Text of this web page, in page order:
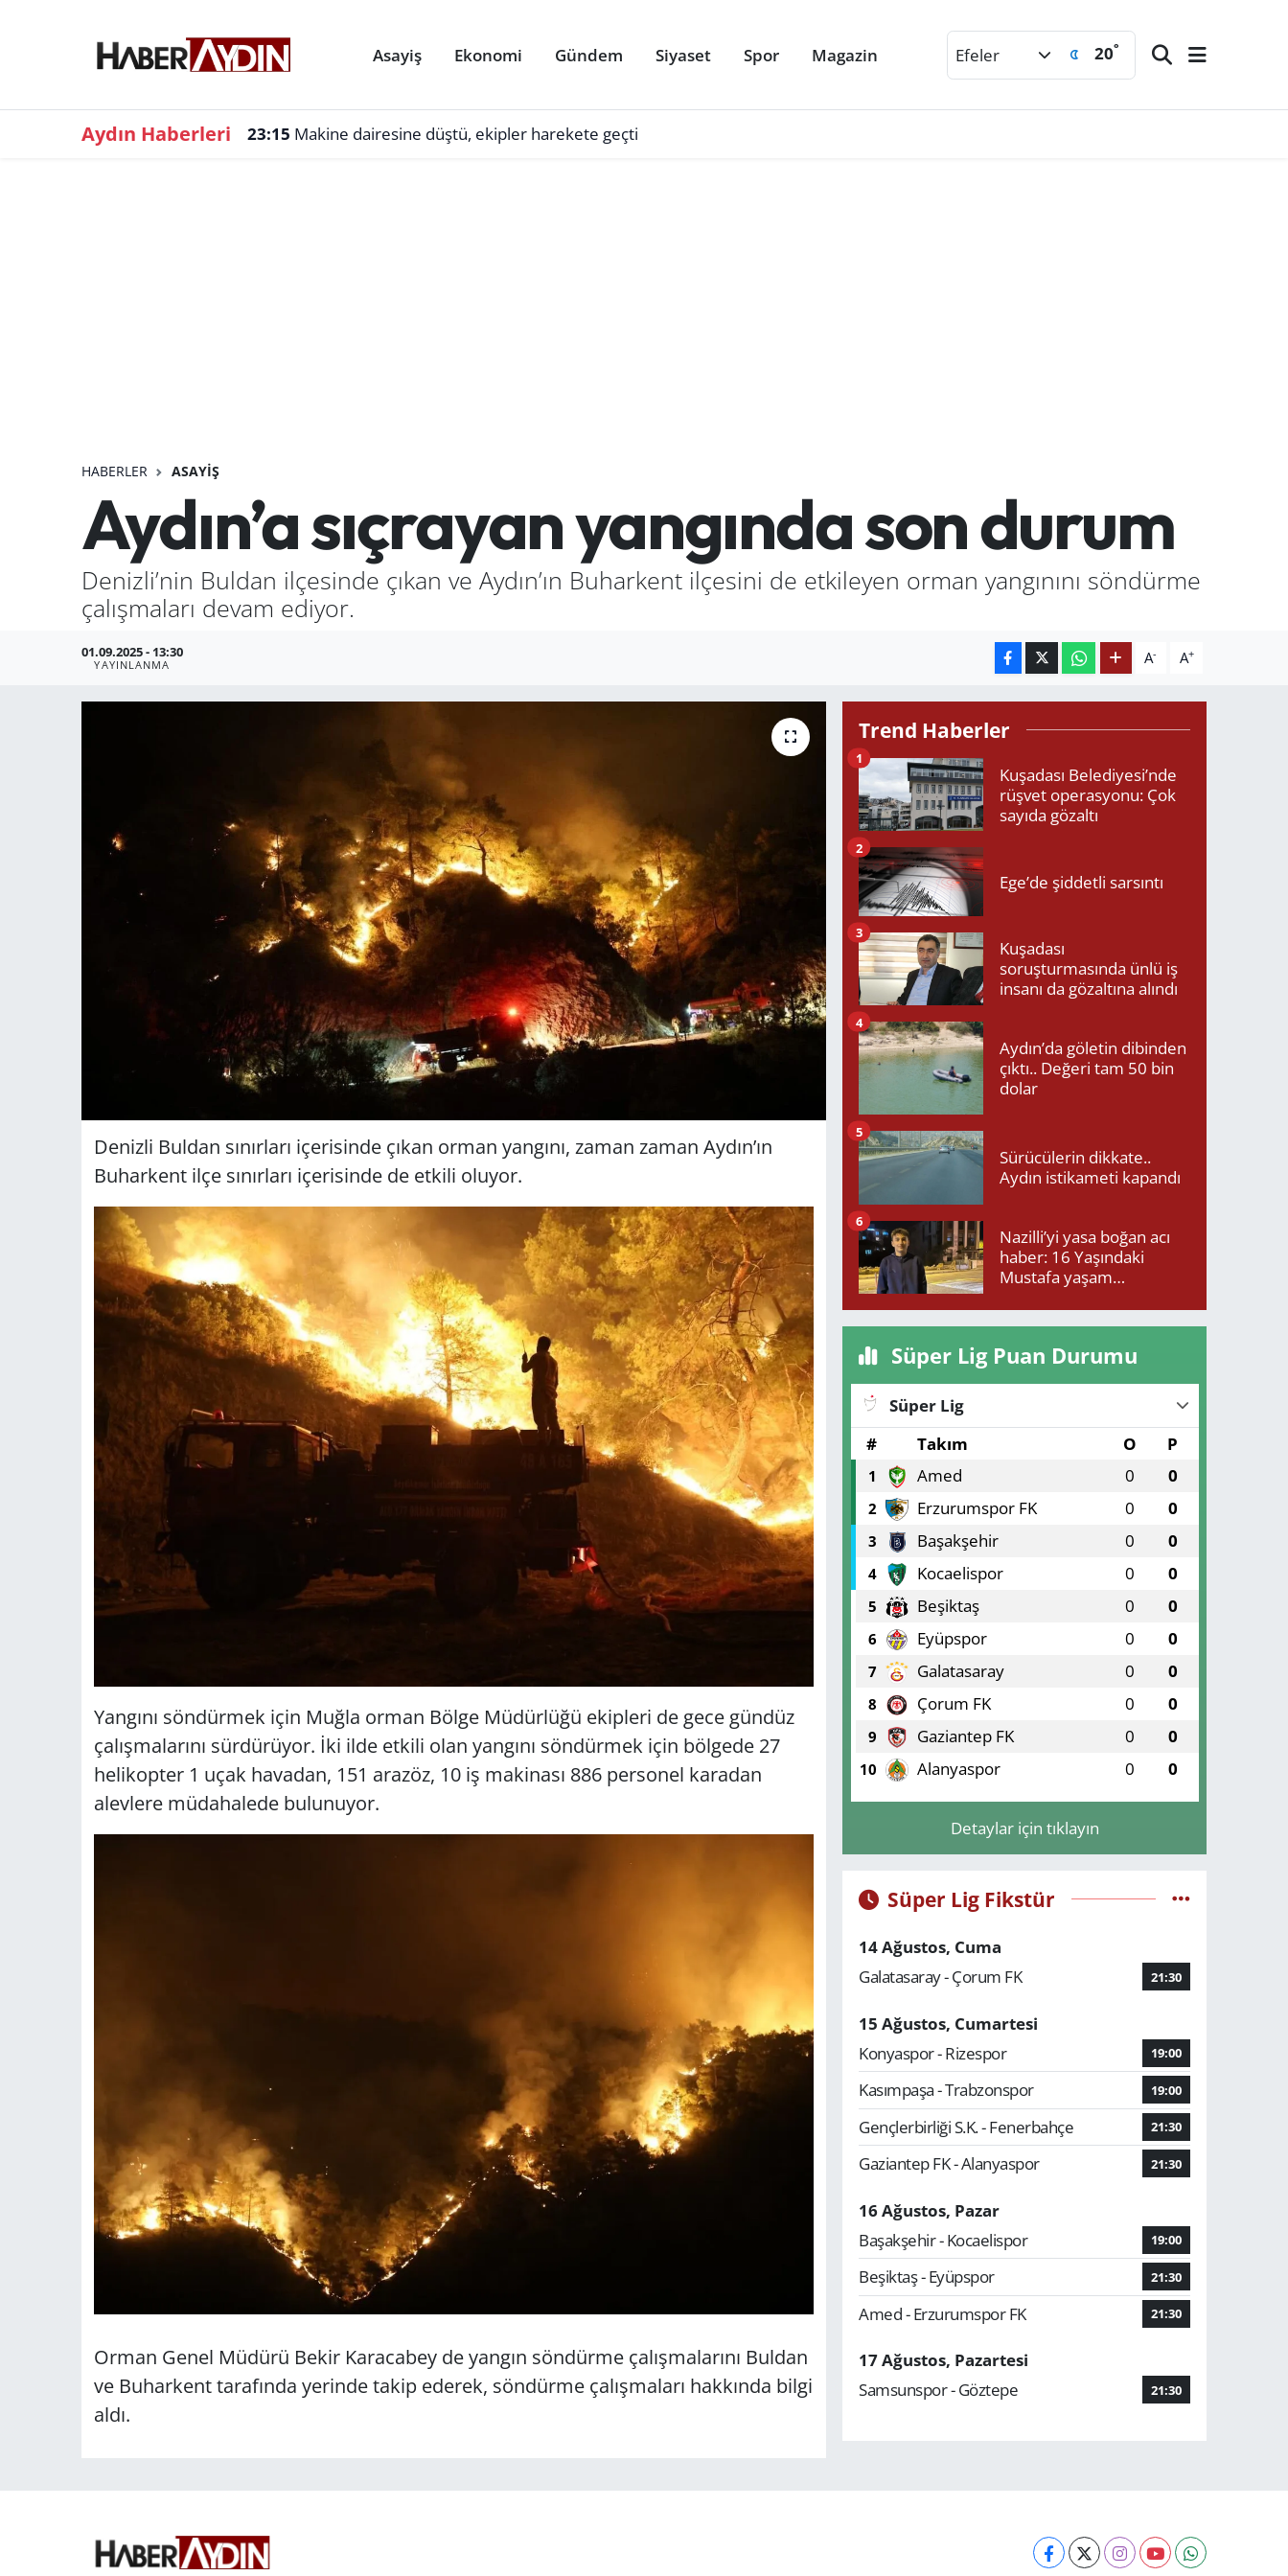
Asayiş Ekonomi Gündem Siyaset Spor Magazin Efeler 20°
Aydın Haberleri 23:15 Makine dairesine düştü, ekipler harekete geçti
HABERLER ASAYIŞ
Aydın’a sıçrayan yangında son durum
Denizli’nin Buldan ilçesinde çıkan ve Aydın’ın Buharkent ilçesini de etkileyen orman yangınını söndürme
çalışmaları devam ediyor.
01.09.2025 - 13:30
YAYINLANMA A- A+
Denizli Buldan sınırları içerisinde çıkan orman yangını, zaman zaman Aydın’ın
Buharkent ilçe sınırları içerisinde de etkili oluyor.
Yangını söndürmek için Muğla orman Bölge Müdürlüğü ekipleri de gece gündüz
çalışmalarını sürdürüyor. İki ilde etkili olan yangını söndürmek için bölgede 27
helikopter 1 uçak havadan, 151 arazöz, 10 iş makinası 886 personel karadan
alevlere müdahalede bulunuyor.
Orman Genel Müdürü Bekir Karacabey de yangın söndürme çalışmalarını Buldan
ve Buharkent tarafında yerinde takip ederek, söndürme çalışmaları hakkında bilgi
aldı.
Trend Haberler
Kuşadası Belediyesi’nde
rüşvet operasyonu: Çok
sayıda gözaltı
1
Ege’de şiddetli sarsıntı
2
Kuşadası
soruşturmasında ünlü iş
insanı da gözaltına alındı
3
Aydın’da göletin dibinden
çıktı.. Değeri tam 50 bin
dolar
4
Sürücülerin dikkate..
Aydın istikameti kapandı
5
Nazilli’yi yasa boğan acı
haber: 16 Yaşındaki
Mustafa yaşam
6
Süper Lig Puan Durumu
Süper Lig
#
Takım O P
1 Amed 0 0
2 Erzurumspor FK 0 0
3 Başakşehir 0 0
4 Kocaelispor 0 0
5 Beşiktaş 0 0
6 Eyüpspor 0 0
7 Galatasaray 0 0
8 Çorum FK 0 0
9 Gaziantep FK 0 0
10 Alanyaspor 0 0
Detaylar için tıklayın
Süper Lig Fikstür
14 Ağustos, Cuma
Galatasaray - Çorum FK
21:30
15 Ağustos, Cumartesi
Konyaspor - Rizespor
19:00
Kasımpaşa - Trabzonspor 19:00
Gençlerbirliği S.K. - Fenerbahçe 21:30
Gaziantep FK - Alanyaspor 21:30
16 Ağustos, Pazar
Başakşehir - Kocaelispor
19:00
Beşiktaş - Eyüpspor 21:30
Amed - Erzurumspor FK 21:30
17 Ağustos, Pazartesi
Samsunspor - Göztepe
21:30